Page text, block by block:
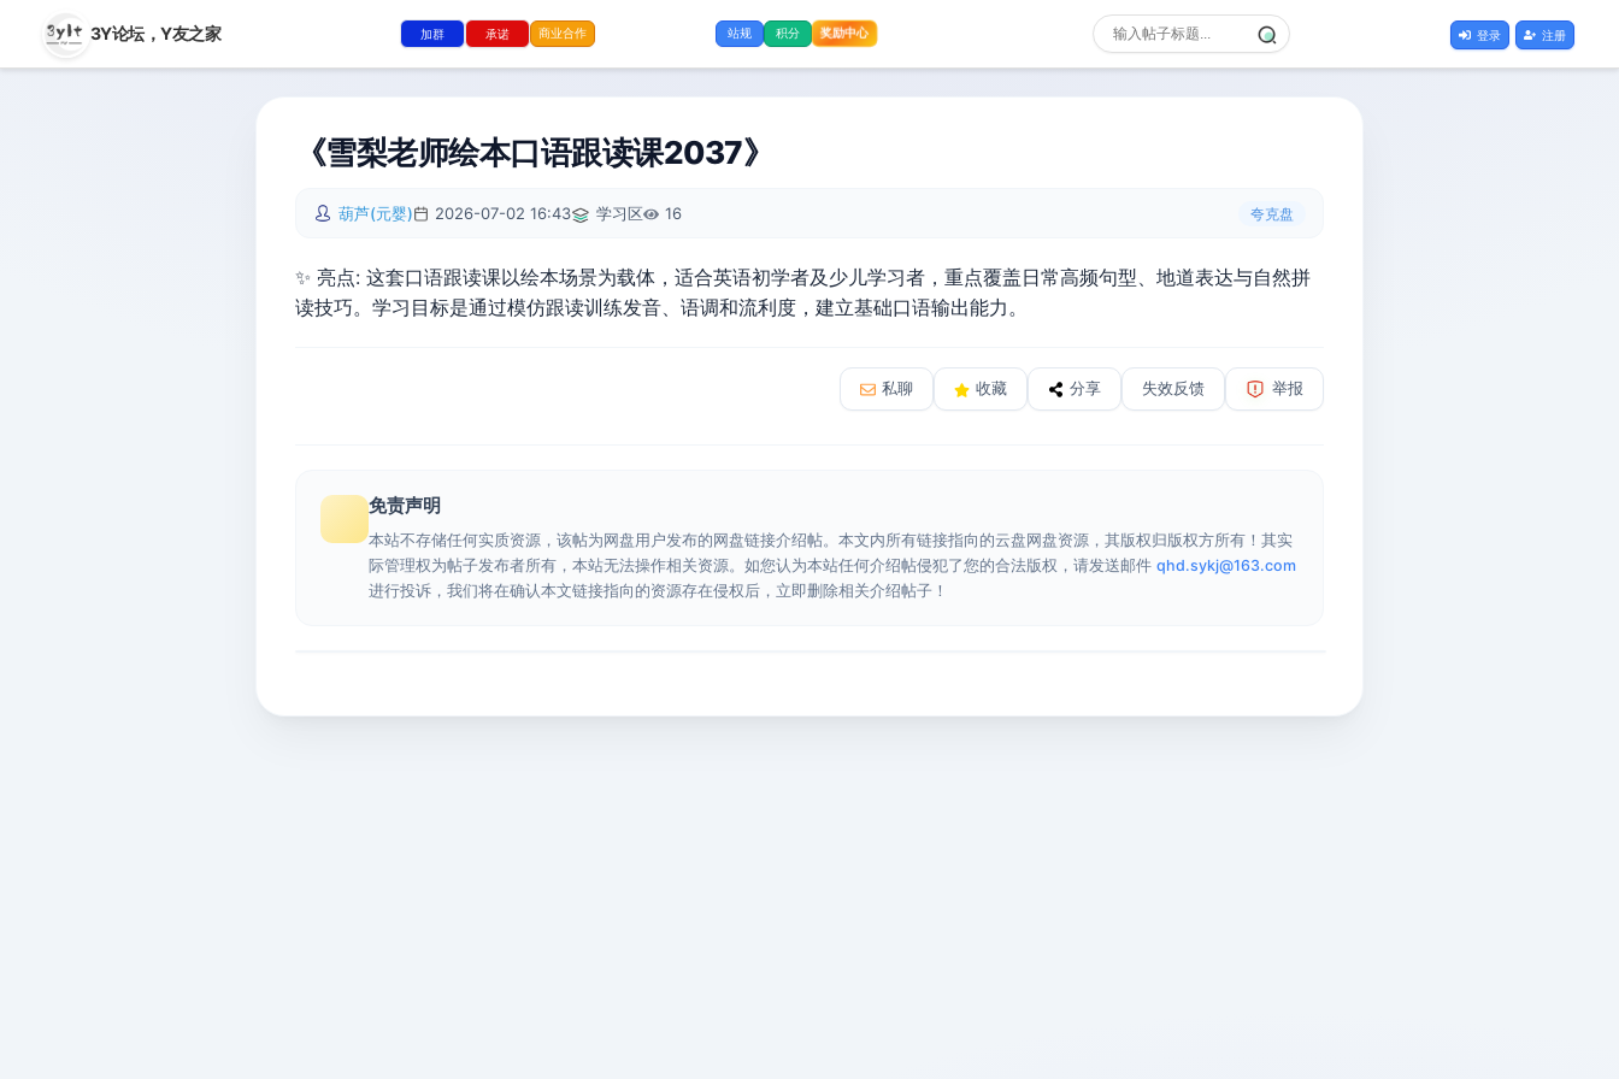
3Y论坛，Y友之家 加群 承诺 商业合作 站规 积分 奖励中心 登录 注册
《雪梨老师绘本口语跟读课2037》
葫芦(元婴) 2026-07-02 16:43 学习区 16 夸克盘
✨ 亮点: 这套口语跟读课以绘本场景为载体，适合英语初学者及少儿学习者，重点覆盖日常高频句型、地道表达与自然拼
读技巧。学习目标是通过模仿跟读训练发音、语调和流利度，建立基础口语输出能力。
私聊 收藏 分享 失效反馈 举报
免责声明
本站不存储任何实质资源，该帖为网盘用户发布的网盘链接介绍帖。本文内所有链接指向的云盘网盘资源，其版权归版权方所有！其实
际管理权为帖子发布者所有，本站无法操作相关资源。如您认为本站任何介绍帖侵犯了您的合法版权，请发送邮件 qhd.sykj@163.com
进行投诉，我们将在确认本文链接指向的资源存在侵权后，立即删除相关介绍帖子！